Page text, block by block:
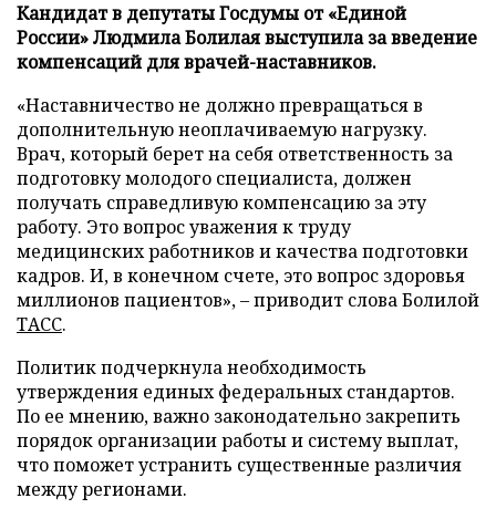
Кандидат в депутаты Госдумы от «Единой
России» Людмила Болилая выступила за введение
компенсаций для врачей-наставников.
«Наставничество не должно превращаться в
дополнительную неоплачиваемую нагрузку.
Врач, который берет на себя ответственность за
подготовку молодого специалиста, должен
получать справедливую компенсацию за эту
работу. Это вопрос уважения к труду
медицинских работников и качества подготовки
кадров. И, в конечном счете, это вопрос здоровья
миллионов пациентов», – приводит слова Болилой
ТАСС.
Политик подчеркнула необходимость
утверждения единых федеральных стандартов.
По ее мнению, важно законодательно закрепить
порядок организации работы и систему выплат,
что поможет устранить существенные различия
между регионами.